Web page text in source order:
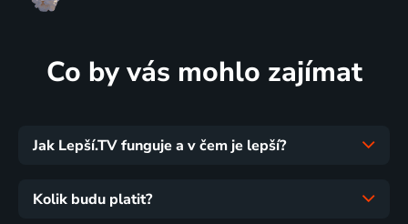
Co by vás mohlo zajímat
Jak Lepší.TV funguje a v čem je lepší?
Kolik budu platit?